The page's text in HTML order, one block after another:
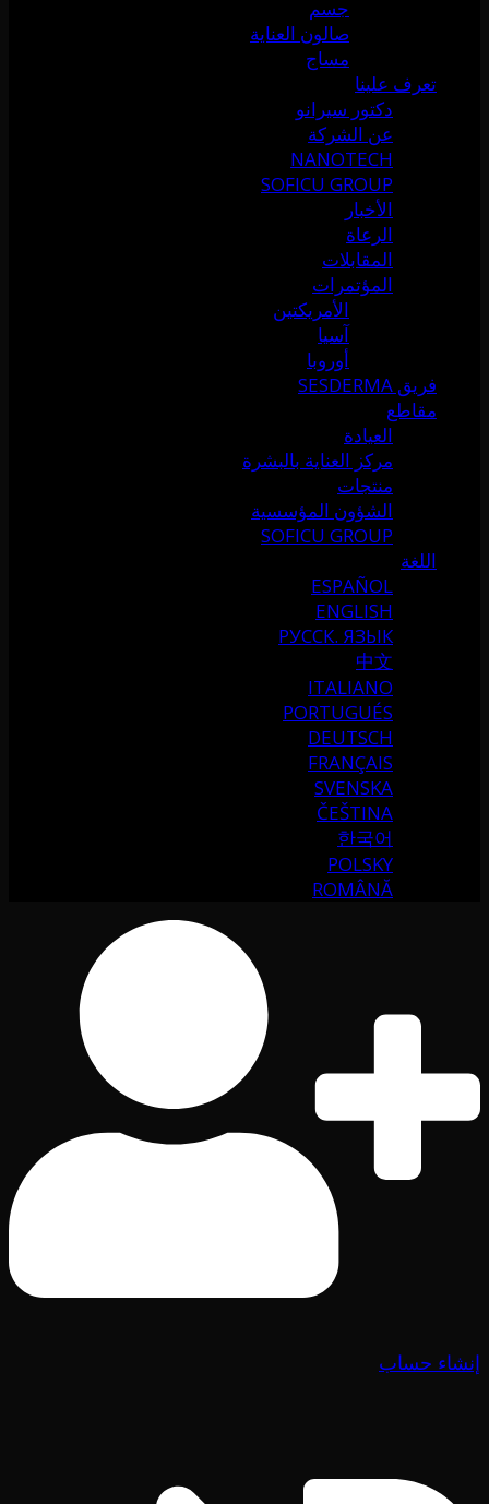
جسم
صالون العناية
مساج
تعرف علينا
دكتور سيرانو
عن الشركة
NANOTECH
SOFICU GROUP
الأخبار
الرعاة
المقابلات
المؤتمرات
الأمريكتين
آسيا
أوروبا
فريق SESDERMA
مقاطع
العيادة
مركز العناية بالبشرة
منتجات
الشؤون المؤسسية
SOFICU GROUP
اللغة
ESPAÑOL
ENGLISH
РУССК. ЯЗЫК
中文
ITALIANO
PORTUGUÉS
DEUTSCH
FRANÇAIS
SVENSKA
ČEŠTINA
한국어
POLSKY
ROMÂNĂ
إنشاء حساب